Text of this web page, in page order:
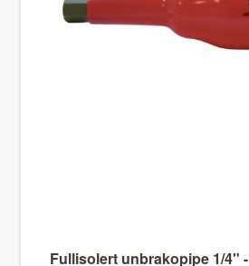
About VIX
Fullisolert unbrakopipe 1/4" -